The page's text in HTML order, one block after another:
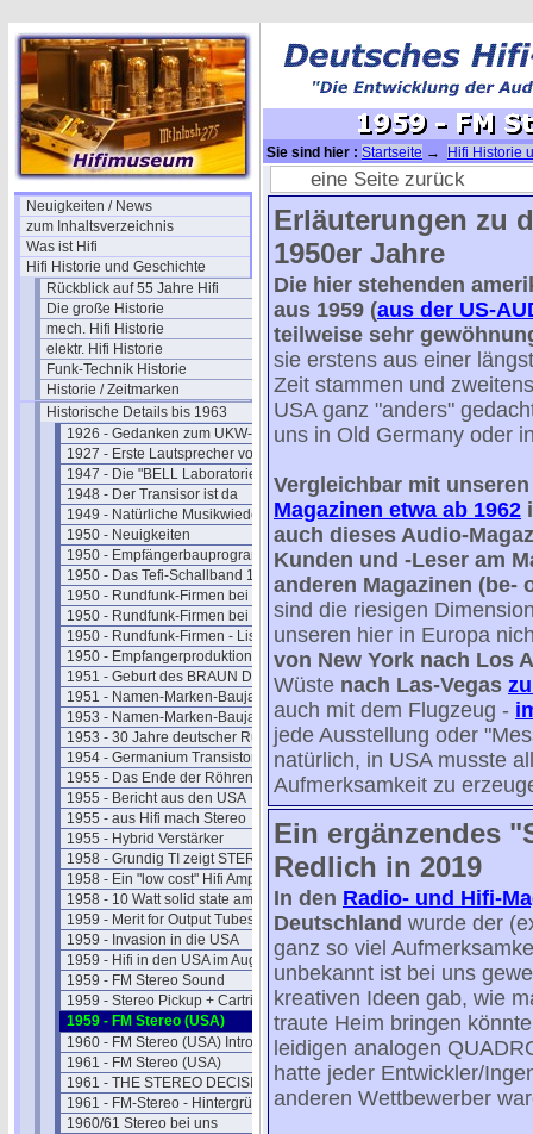
Neuigkeiten / News
zum Inhaltsverzeichnis
Was ist Hifi
Hifi Historie und Geschichte
Rückblick auf 55 Jahre Hifi
Die große Historie
mech. Hifi Historie
elektr. Hifi Historie
Funk-Technik Historie
Historie / Zeitmarken
Historische Details bis 1963
1926 - Gedanken zum UKW-Rundfunk
1927 - Erste Lautsprecher von Philips
1947 - Die "BELL Laboratories"
1948 - Der Transisor ist da
1949 - Natürliche Musikwiedergabe
1950 - Neuigkeiten
1950 - Empfängerbauprogramm
1950 - Das Tefi-Schallband 1950
1950 - Rundfunk-Firmen bei uns I
1950 - Rundfunk-Firmen bei uns II
1950 - Rundfunk-Firmen - Liste
1950 - Empfangerproduktion
1951 - Geburt des BRAUN Designs
1951 - Namen-Marken-Baujahre
1953 - Namen-Marken-Baujahre
1953 - 30 Jahre deutscher Rundfunk
1954 - Germanium Transistoren
1955 - Das Ende der Röhren ?
1955 - Bericht aus den USA
1955 - aus Hifi mach Stereo
1955 - Hybrid Verstärker
1958 - Grundig TI zeigt STEREO
1958 - Ein "low cost" Hifi Amp
1958 - 10 Watt solid state amp
1959 - Merit for Output Tubes
1959 - Invasion in die USA
1959 - Hifi in den USA im Aug.
1959 - FM Stereo Sound
1959 - Stereo Pickup + Cartridges
1959 - FM Stereo (USA)
1960 - FM Stereo (USA) Intro
1961 - FM Stereo (USA)
1961 - THE STEREO DECISION
1961 - FM-Stereo - Hintergründe
1960/61 Stereo bei uns
Sie sind hier : Startseite →
Hifi Historie
Stereo (USA)eine Seite zurück
Erläuterungen zu
1950er Jahre
Die hier stehenden
aus 1959 (aus der US-
teilweise sehr
sie erstens aus einer
Zeit stammen und
USA ganz "anders"
uns in Old Germany oder
Vergleichbar mit
Magazinen etwa ab 1962
auch dieses Audio-
Kunden und -Leser am
anderen Magazinen (be-
sind die riesigen
unseren hier in Europa
von New York nach Los
Wüste nach Las-Vegas
auch mit dem Flugzeug -
jede Ausstellung oder
natürlich, in USA musste
Aufmerksamkeit zu
Ein ergänzendes
Redlich in 2019
In den Radio- und Hifi-
Deutschland wurde der
ganz so viel
unbekannt ist bei uns
kreativen Ideen gab, wie
traute Heim bringen
leidigen analogen
hatte jeder Entwickler/
anderen Wettbewerber